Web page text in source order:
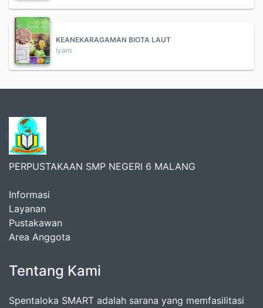
KEANEKARAGAMAN BIOTA LAUT
Iyam
PERPUSTAKAAN SMP NEGERI 6 MALANG
Informasi
Layanan
Pustakawan
Area Anggota
Tentang Kami
Spentaloka SMART adalah sarana yang memfasilitasi